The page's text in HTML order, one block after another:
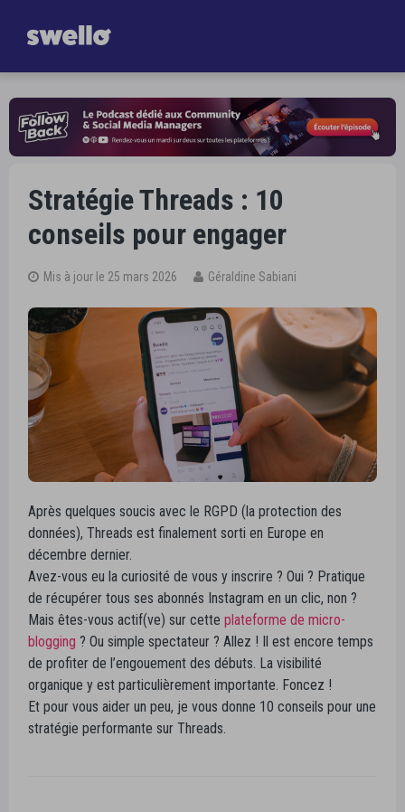
Stratégie Threads : 10
conseils pour engager
Mis à jour le 25 mars 2026 Géraldine Sabiani
Après quelques soucis avec le RGPD (la protection des
données), Threads est finalement sorti en Europe en
décembre dernier.
Avez-vous eu la curiosité de vous y inscrire ? Oui ? Pratique
de récupérer tous ses abonnés Instagram en un clic, non ?
Mais êtes-vous actif(ve) sur cette plateforme de micro-
blogging ? Ou simple spectateur ? Allez ! Il est encore temps
de profiter de l’engouement des débuts. La visibilité
organique y est particulièrement importante. Foncez !
Et pour vous aider un peu, je vous donne 10 conseils pour une
stratégie performante sur Threads.